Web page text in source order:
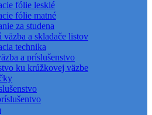
fólie lesklé
fólie matné
za studena
a skladače listov
technika
a príslušenstvo
ku krúžkovej väzbe